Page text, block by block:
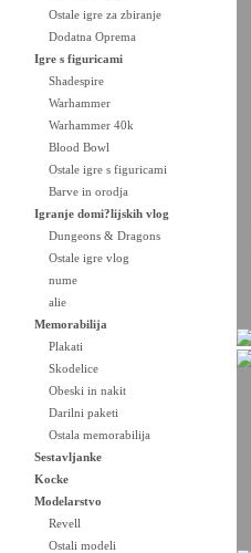
Ostale igre za zbiranje
Dodatna Oprema
Igre s figuricami
Shadespire
Warhammer
Warhammer 40k
Blood Bowl
Ostale igre s figuricami
Barve in orodja
Igranje domi?lijskih vlog
Dungeons & Dragons
Ostale igre vlog
nume
alie
Memorabilija
Plakati
Skodelice
Obeski in nakit
Darilni paketi
Ostala memorabilija
Sestavljanke
Kocke
Modelarstvo
Revell
Ostali modeli